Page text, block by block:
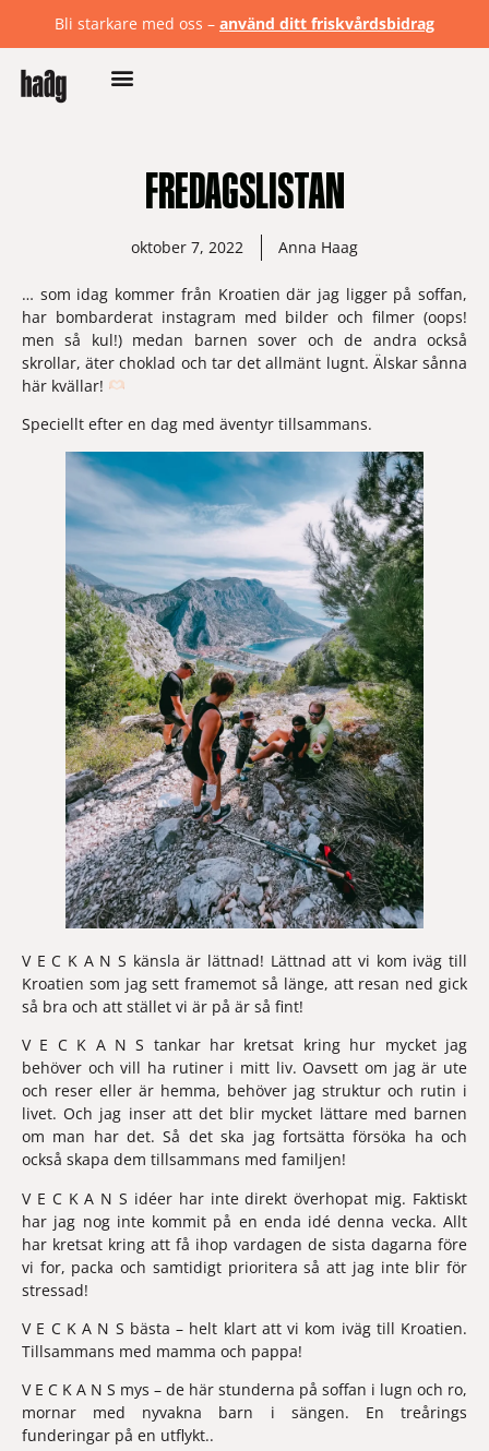
Bli starkare med oss – använd ditt friskvårdsbidrag
FREDAGSLISTAN
oktober 7, 2022 Anna Haag
… som idag kommer från Kroatien där jag ligger på soffan,
har bombarderat instagram med bilder och filmer (oops!
men så kul!) medan barnen sover och de andra också
skrollar, äter choklad och tar det allmänt lugnt. Älskar sånna
här kvällar!
Speciellt efter en dag med äventyr tillsammans.
V E C K A N S känsla är lättnad! Lättnad att vi kom iväg till
Kroatien som jag sett framemot så länge, att resan ned gick
så bra och att stället vi är på är så fint!
V E C K A N S tankar har kretsat kring hur mycket jag
behöver och vill ha rutiner i mitt liv. Oavsett om jag är ute
och reser eller är hemma, behöver jag struktur och rutin i
livet. Och jag inser att det blir mycket lättare med barnen
om man har det. Så det ska jag fortsätta försöka ha och
också skapa dem tillsammans med familjen!
V E C K A N S idéer har inte direkt överhopat mig. Faktiskt
har jag nog inte kommit på en enda idé denna vecka. Allt
har kretsat kring att få ihop vardagen de sista dagarna före
vi for, packa och samtidigt prioritera så att jag inte blir för
stressad!
V E C K A N S bästa – helt klart att vi kom iväg till Kroatien.
Tillsammans med mamma och pappa!
V E C K A N S mys – de här stunderna på soffan i lugn och ro,
mornar med nyvakna barn i sängen. En treårings
funderingar på en utflykt..